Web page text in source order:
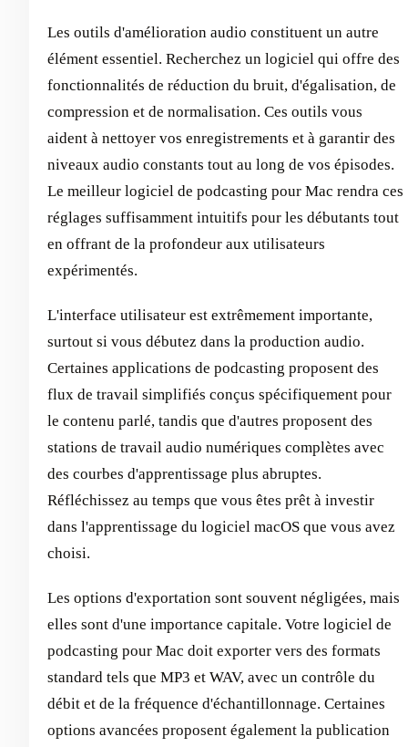
Les outils d'amélioration audio constituent un autre
élément essentiel. Recherchez un logiciel qui offre des
fonctionnalités de réduction du bruit, d'égalisation, de
compression et de normalisation. Ces outils vous
aident à nettoyer vos enregistrements et à garantir des
niveaux audio constants tout au long de vos épisodes.
Le meilleur logiciel de podcasting pour Mac rendra ces
réglages suffisamment intuitifs pour les débutants tout
en offrant de la profondeur aux utilisateurs
expérimentés.
L'interface utilisateur est extrêmement importante,
surtout si vous débutez dans la production audio.
Certaines applications de podcasting proposent des
flux de travail simplifiés conçus spécifiquement pour
le contenu parlé, tandis que d'autres proposent des
stations de travail audio numériques complètes avec
des courbes d'apprentissage plus abruptes.
Réfléchissez au temps que vous êtes prêt à investir
dans l'apprentissage du logiciel macOS que vous avez
choisi.
Les options d'exportation sont souvent négligées, mais
elles sont d'une importance capitale. Votre logiciel de
podcasting pour Mac doit exporter vers des formats
standard tels que MP3 et WAV, avec un contrôle du
débit et de la fréquence d'échantillonnage. Certaines
options avancées proposent également la publication